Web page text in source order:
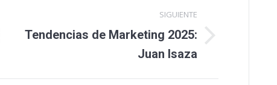
SIGUIENTE
Publicación
Tendencias de Marketing 2025:
Juan Isaza